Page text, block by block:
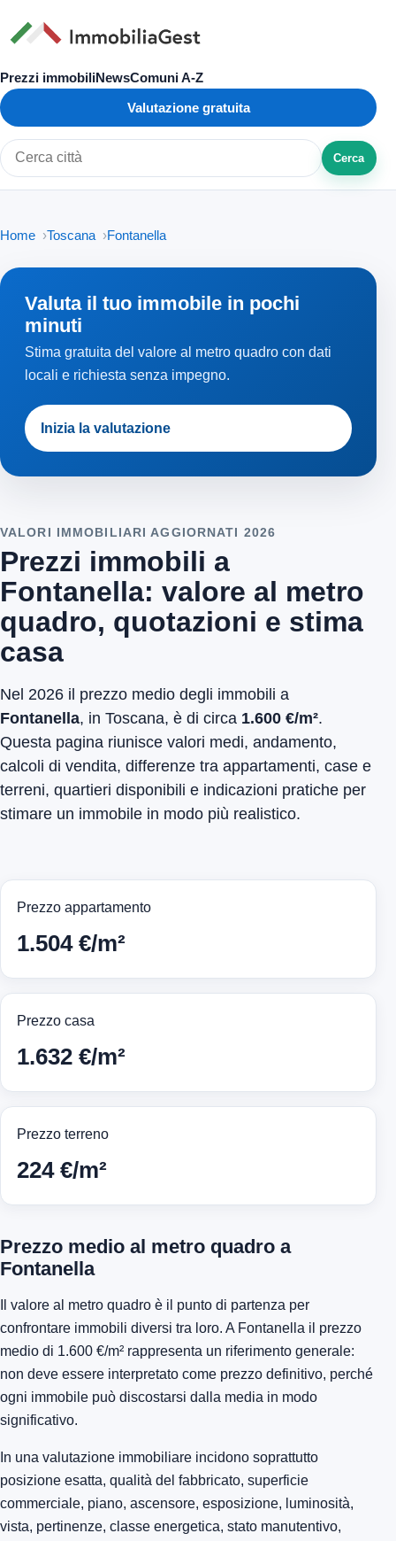
Prezzi immobiliNewsComuni A-Z
Valutazione gratuita
Cerca città o zona
Cerca
Home Toscana Fontanella
Valuta il tuo immobile in pochi
minuti
Stima gratuita del valore al metro quadro con dati
locali e richiesta senza impegno.
Inizia la valutazione
VALORI IMMOBILIARI AGGIORNATI 2026
Prezzi immobili a
Fontanella: valore al metro
quadro, quotazioni e stima
casa
Nel 2026 il prezzo medio degli immobili a
Fontanella, in Toscana, è di circa 1.600 €/m².
Questa pagina riunisce valori medi, andamento,
calcoli di vendita, differenze tra appartamenti, case e
terreni, quartieri disponibili e indicazioni pratiche per
stimare un immobile in modo più realistico.
Prezzo appartamento
1.504 €/m²
Prezzo casa
1.632 €/m²
Prezzo terreno
224 €/m²
Prezzo medio al metro quadro a
Fontanella
Il valore al metro quadro è il punto di partenza per
confrontare immobili diversi tra loro. A Fontanella il prezzo
medio di 1.600 €/m² rappresenta un riferimento generale:
non deve essere interpretato come prezzo definitivo, perché
ogni immobile può discostarsi dalla media in modo
significativo.
In una valutazione immobiliare incidono soprattutto
posizione esatta, qualità del fabbricato, superficie
commerciale, piano, ascensore, esposizione, luminosità,
vista, pertinenze, classe energetica, stato manutentivo,